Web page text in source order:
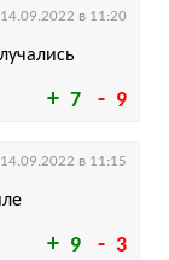
7 9
14.09.2022 в 11:20
9 3
14.09.2022 в 11:15